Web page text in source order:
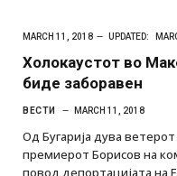
MARCH 11, 2018 UPDATED:
Холокаустот во
биде заборавен
ВЕСТИ MARCH 11, 2018
Од Бугарија дува
премиерот Борисов на
повод депортацијата на